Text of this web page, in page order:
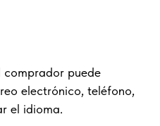
comprador puede
electrónico, teléfono,
el idioma.